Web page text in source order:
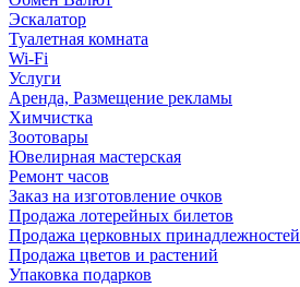
Эскалатор
Туалетная комната
Wi-Fi
Услуги
Аренда, Размещение рекламы
Химчистка
Зоотовары
Ювелирная мастерская
Ремонт часов
Заказ на изготовление очков
Продажа лотерейных билетов
Продажа церковных принадлежностей
Продажа цветов и растений
Упаковка подарков